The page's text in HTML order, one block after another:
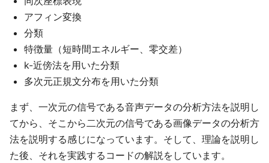
アフィン変換
分類
特徴量（短時間エネルギー、零交差）
k-近傍法を用いた分類
多次元正規文分布を用いた分類
まず、一次元の信号である音声データの分析方法を説明し
てから、そこから二次元の信号である画像データの分析方
法を説明する感じになっています。そして、理論を説明し
た後、それを実践するコードの解説をしています。